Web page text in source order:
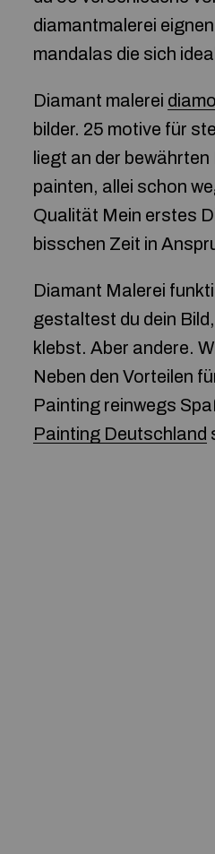
diamantmalerei
mandalas die sich
Diamant malerei
bilder. 25 motive für
liegt an der
painten, allei schon
Qualität Mein erstes
bisschen Zeit in
Diamant Malerei
gestaltest du dein
klebst. Aber andere.
Neben den Vorteilen
Painting reinwegs
Painting Deutschland